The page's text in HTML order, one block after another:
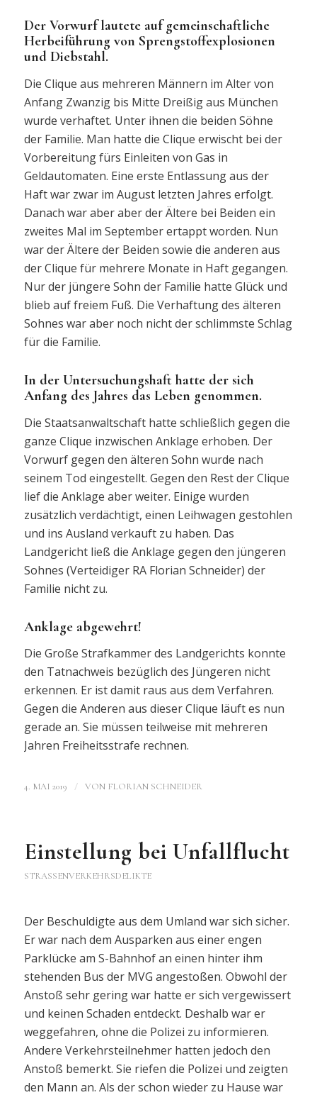
Der Vorwurf lautete auf gemeinschaftliche
Herbeiführung von Sprengstoffexplosionen
und Diebstahl.
Die Clique aus mehreren Männern im Alter von
Anfang Zwanzig bis Mitte Dreißig aus München
wurde verhaftet. Unter ihnen die beiden Söhne
der Familie. Man hatte die Clique erwischt bei der
Vorbereitung fürs Einleiten von Gas in
Geldautomaten. Eine erste Entlassung aus der
Haft war zwar im August letzten Jahres erfolgt.
Danach war aber aber der Ältere bei Beiden ein
zweites Mal im September ertappt worden. Nun
war der Ältere der Beiden sowie die anderen aus
der Clique für mehrere Monate in Haft gegangen.
Nur der jüngere Sohn der Familie hatte Glück und
blieb auf freiem Fuß. Die Verhaftung des älteren
Sohnes war aber noch nicht der schlimmste Schlag
für die Familie.
In der Untersuchungshaft hatte der sich
Anfang des Jahres das Leben genommen.
Die Staatsanwaltschaft hatte schließlich gegen die
ganze Clique inzwischen Anklage erhoben. Der
Vorwurf gegen den älteren Sohn wurde nach
seinem Tod eingestellt. Gegen den Rest der Clique
lief die Anklage aber weiter. Einige wurden
zusätzlich verdächtigt, einen Leihwagen gestohlen
und ins Ausland verkauft zu haben. Das
Landgericht ließ die Anklage gegen den jüngeren
Sohnes (Verteidiger RA Florian Schneider) der
Familie nicht zu.
Anklage abgewehrt!
Die Große Strafkammer des Landgerichts konnte
den Tatnachweis bezüglich des Jüngeren nicht
erkennen. Er ist damit raus aus dem Verfahren.
Gegen die Anderen aus dieser Clique läuft es nun
gerade an. Sie müssen teilweise mit mehreren
Jahren Freiheitsstrafe rechnen.
4. MAI 2019 / VON FLORIAN SCHNEIDER
Einstellung bei Unfallflucht
STRASSENVERKEHRSDELIKTE
Der Beschuldigte aus dem Umland war sich sicher.
Er war nach dem Ausparken aus einer engen
Parklücke am S-Bahnhof an einen hinter ihm
stehenden Bus der MVG angestoßen. Obwohl der
Anstoß sehr gering war hatte er sich vergewissert
und keinen Schaden entdeckt. Deshalb war er
weggefahren, ohne die Polizei zu informieren.
Andere Verkehrsteilnehmer hatten jedoch den
Anstoß bemerkt. Sie riefen die Polizei und zeigten
den Mann an. Als der schon wieder zu Hause war